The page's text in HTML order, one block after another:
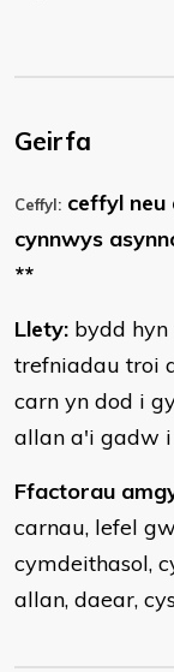
Geirfa
Ceffyl: ceffyl
cynnwys
**
Llety: bydd hyn
trefniadau troi
carn yn dod i
allan a'i gadw
Ffactorau
carnau, lefel
cymdeithasol,
allan, daear,